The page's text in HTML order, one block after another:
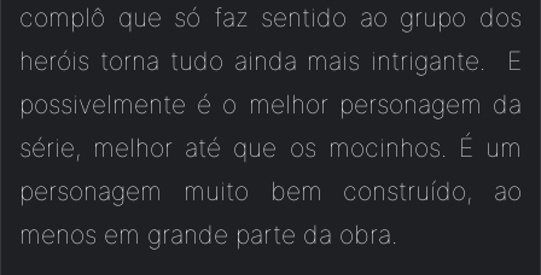
complô que só faz sentido ao grupo dos
heróis torna tudo ainda mais intrigante. E
possivelmente é o melhor personagem da
série, melhor até que os mocinhos. É um
personagem muito bem construído, ao
menos em grande parte da obra.